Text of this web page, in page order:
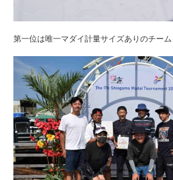
第一位は唯一マダイ計量サイズありのチーム